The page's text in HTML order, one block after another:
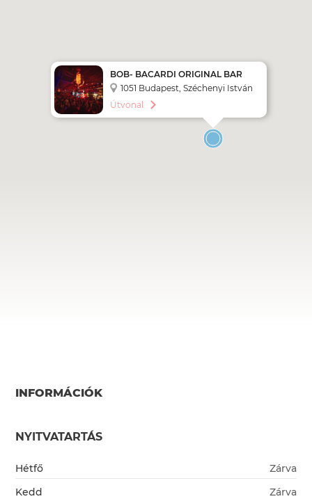
BOB- BACARDI ORIGINAL BAR
BUDAPEST
1051 Budapest, Széchenyi István
tér 7-8.
Útvonal
INFORMÁCIÓK
NYITVATARTÁS
Hétfő
Zárva
Kedd
Zárva